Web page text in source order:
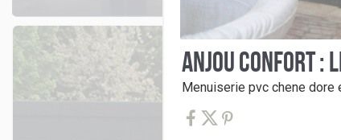
ANJOU CONFORT :
Menuiserie pvc chene dore